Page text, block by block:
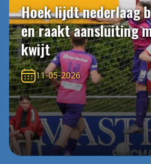
Hoek lijdt nederlaag
en raakt aansluiting
kwijt
11-05-2026